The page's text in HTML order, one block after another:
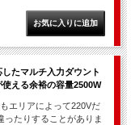
したマルチ入力ダウント
える余裕の容量2500W
エリアによって220Vだ
ったりすることがありま